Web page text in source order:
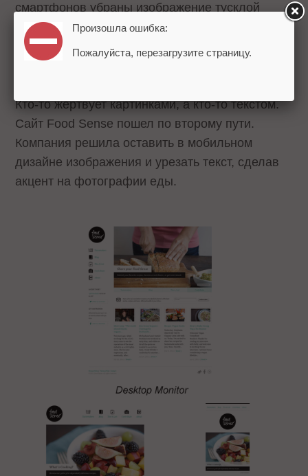
смартфонов убраны изображение тусклой
лампочки, время обратного отсчета
и последние новости. При этом призыв
Кто-то жертвует картинками, а кто-то текстом.
Сайт Food Sense пошел по второму пути.
Компания решила оставить в мобильном
дизайне изображения и урезать текст, сделав
акцент на фотографии еды.
Произошла ошибка:
Пожалуйста, перезагрузите страницу.